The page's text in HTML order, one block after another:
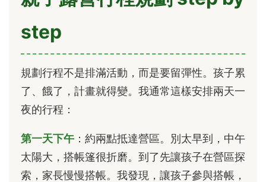
step
規劃行程不是排滿活動，而是要留彈性。孩子累
了、餓了，計畫就得變。我通常這樣安排兩天一
夜的行程：
第一天下午 ：約兩點抵達營區。別太早到，中午
太陽大，搭帳篷很折磨。到了先讓孩子在營區探
索，家長慢慢搭帳。我發現，讓孩子參與搭帳，